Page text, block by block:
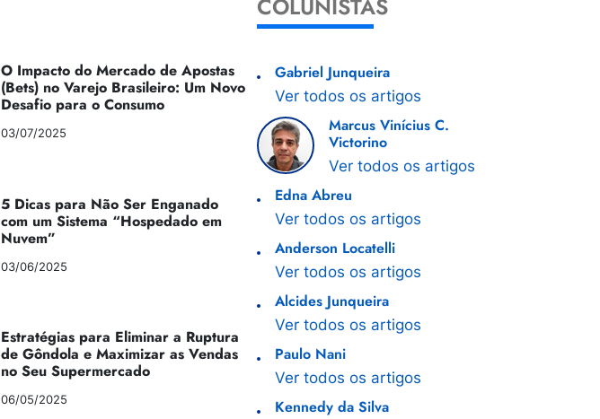
O Impacto do Mercado de Apostas
(Bets) no Varejo Brasileiro: Um Novo
Desafio para o Consumo
03/07/2025
5 Dicas para Não Ser Enganado
com um Sistema “Hospedado em
Nuvem”
03/06/2025
Estratégias para Eliminar a Ruptura
de Gôndola e Maximizar as Vendas
no Seu Supermercado
06/05/2025
COLUNISTAS
Gabriel Junqueira
Ver todos os artigos
Marcus Vinícius C.
Victorino
Ver todos os artigos
Edna Abreu
Ver todos os artigos
Anderson Locatelli
Ver todos os artigos
Alcides Junqueira
Ver todos os artigos
Paulo Nani
Ver todos os artigos
Kennedy da Silva